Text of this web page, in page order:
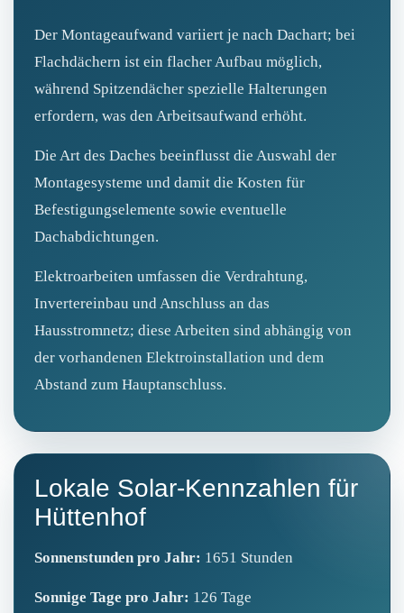
Der Montageaufwand variiert je nach Dachart; bei
Flachdächern ist ein flacher Aufbau möglich,
während Spitzendächer spezielle Halterungen
erfordern, was den Arbeitsaufwand erhöht.
Die Art des Daches beeinflusst die Auswahl der
Montagesysteme und damit die Kosten für
Befestigungselemente sowie eventuelle
Dachabdichtungen.
Elektroarbeiten umfassen die Verdrahtung,
Invertereinbau und Anschluss an das
Hausstromnetz; diese Arbeiten sind abhängig von
der vorhandenen Elektroinstallation und dem
Abstand zum Hauptanschluss.
Lokale Solar-Kennzahlen für
Hüttenhof
Sonnenstunden pro Jahr: 1651 Stunden
Sonnige Tage pro Jahr: 126 Tage